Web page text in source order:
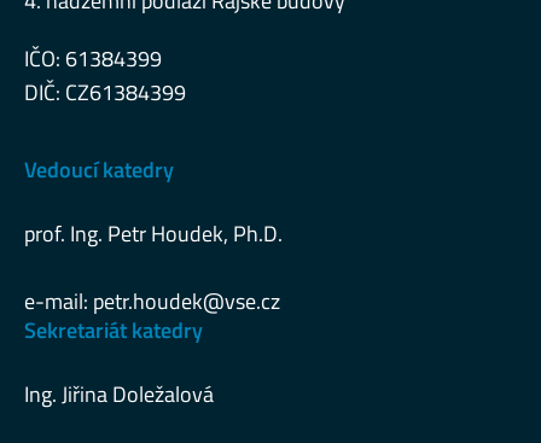
IČO: 61384399
DIČ: CZ61384399
Vedoucí katedry
prof. Ing. Petr Houdek, Ph.D.
e-mail: petr.houdek@vse.cz
Sekretariát katedry
Ing. Jiřina Doležalová